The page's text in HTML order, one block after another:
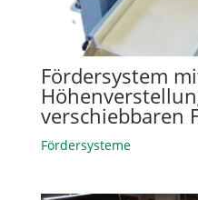
Fördersystem
verschiebbaren
Fördersysteme